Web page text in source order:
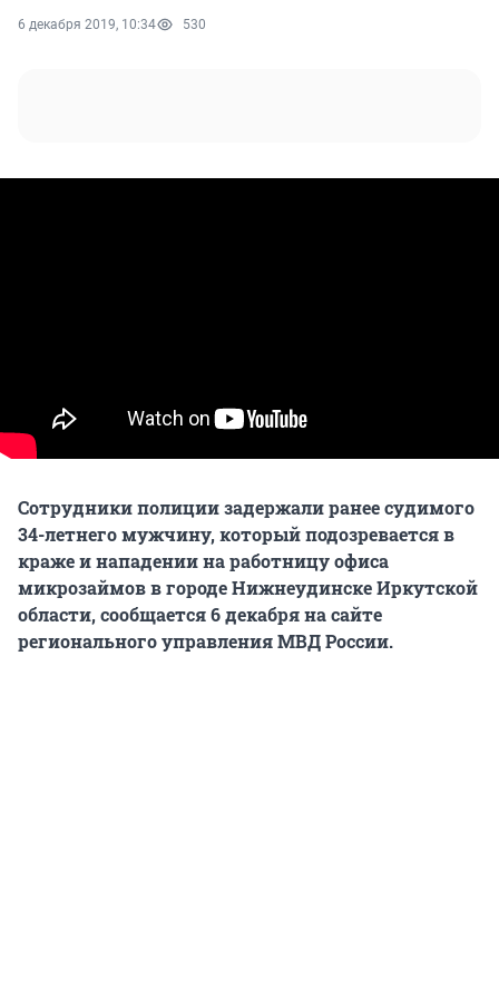
6 декабря 2019, 10:34 530
Сотрудники полиции задержали ранее судимого
34-летнего мужчину, который подозревается в
краже и нападении на работницу офиса
микрозаймов в городе Нижнеудинске Иркутской
области, сообщается 6 декабря на сайте
регионального управления МВД России.